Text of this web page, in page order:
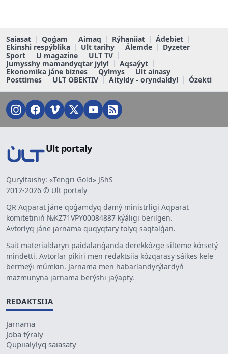
Saiasat Qoǵam Aimaq Rýhaniiat
Ádebiet
Ekinshi respýblika
Ult tarihy Álemde
Dyzeter
Sport
U magazine
ULT TV
Jumysshy mamandyqtar jyly!
Aqsaýyt
Ekonomika jáne biznes
Qylmys
Ult ainasy
Posttimes
ULT OBEKTIV Aityldy - oryndaldy! Ózekti
Ult portaly
Quryltaishy: «Tengri Gold» JShS
2012-2026 © Ult portaly
QR Aqparat jáne qoǵamdyq damý ministrligi Aqparat
komitetiniń №KZ71VPY00084887 kýáligi berilgen.
Avtorlyq jáne jarnama quqyqtary tolyq saqtalǵan.
Sait materialdaryn paidalanǵanda derekkózge silteme kórsetý
mindetti. Avtorlar pikiri men redaktsiia kózqarasy sáikes kele
bermeýi múmkin. Jarnama men habarlandyrýlardyń
mazmunyna jarnama berýshi jaýapty.
REDAKTSIIA
Jarnama
Joba týraly
Qupiialylyq saiasaty